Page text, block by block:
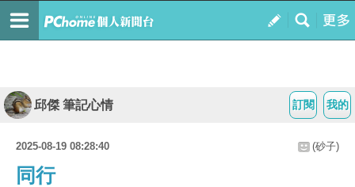
我的
訂閱
邱傑 筆記心情
2025-08-19 08:28:40 (砂子)
同行